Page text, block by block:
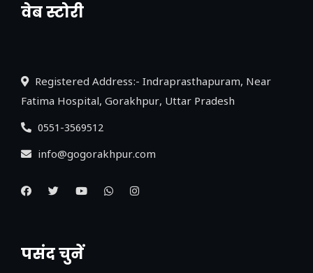
वेब स्टोरी
नया एक्सप्रेसवे: पूर्वांचल का लक, डेवलपमेंट का
Registered Address:- Indraprasthapuram, Near
Fatima Hospital, Gorakhpur, Uttar Pradesh
0551-3569512
info@gogorakhpur.com
पसंद चुनें